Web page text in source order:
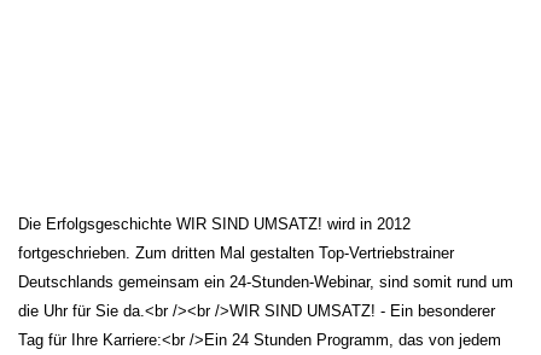
Die Erfolgsgeschichte WIR SIND UMSATZ! wird in 2012
fortgeschrieben. Zum dritten Mal gestalten Top-Vertriebstrainer
Deutschlands gemeinsam ein 24-Stunden-Webinar, sind somit rund um
die Uhr für Sie da.<br /><br />WIR SIND UMSATZ! - Ein besonderer
Tag für Ihre Karriere:<br />Ein 24 Stunden Programm, das von jedem